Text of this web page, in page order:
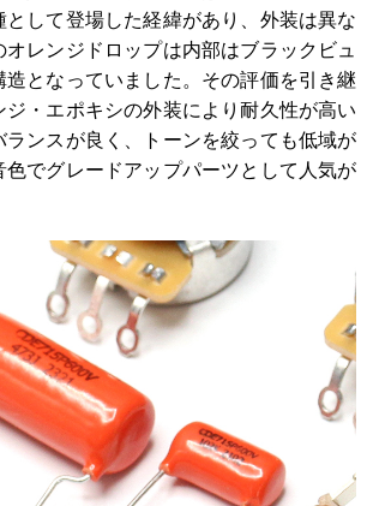
として登場した経緯があり、外装は異な
オレンジドロップは内部はブラックビュ
造となっていました。その評価を引き継
ジ・エポキシの外装により耐久性が高い
ランスが良く、トーンを絞っても低域が
色でグレードアップパーツとして人気が